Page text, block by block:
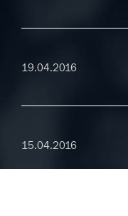
19.04.2016
15.04.2016